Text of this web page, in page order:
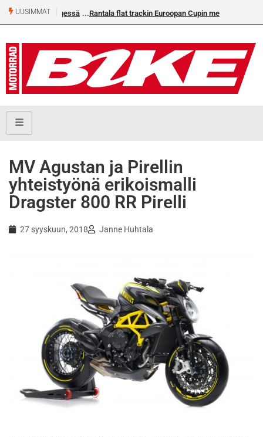
UUSIMMAT Rantala flat trackin Euroopan Cupin mestari
MV Agustan ja Pirellin
yhteistyönä erikoismalli
Dragster 800 RR Pirelli
27 syyskuun, 2018 Janne Huhtala